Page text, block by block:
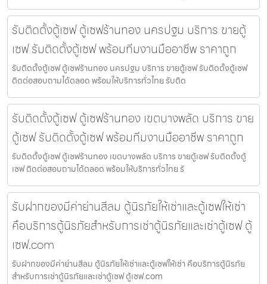
รับติดตั้งตู้เซฟ ตู้เซฟร้านทอง นครปฐม บริการ ขายตู้
เซฟ รับติดตั้งตู้เซฟ พร้อมทีมงานมืออาชีพ ราคาถูก
รับติดตั้งตู้เซฟ ตู้เซฟร้านทอง นครปฐม บริการ ขายตู้เซฟ รับติดตั้งตู้เซฟ
ติดต่อสอบถามได้ตลอด พร้อมให้บริการทั่วไทย รับติด
รับติดตั้งตู้เซฟ ตู้เซฟร้านทอง เขตบางพลัด บริการ ขาย
ตู้เซฟ รับติดตั้งตู้เซฟ พร้อมทีมงานมืออาชีพ ราคาถูก
รับติดตั้งตู้เซฟ ตู้เซฟร้านทอง เขตบางพลัด บริการ ขายตู้เซฟ รับติดตั้งตู้
เซฟ ติดต่อสอบถามได้ตลอด พร้อมให้บริการทั่วไทย รั
รับฝากของมีค่าย่านสีลม ตู้นิรภัยให้เช่าและตู้เซฟให้เช่า
คือบริการตู้นิรภัยสำหรับการเช่าตู้นิรภัยและเช่าตู้เซฟ ตู้
เซฟ.com
รับฝากของมีค่าย่านสีลม ตู้นิรภัยให้เช่าและตู้เซฟให้เช่า คือบริการตู้นิรภัย
สำหรับการเช่าตู้นิรภัยและเช่าตู้เซฟ ตู้เซฟ.com